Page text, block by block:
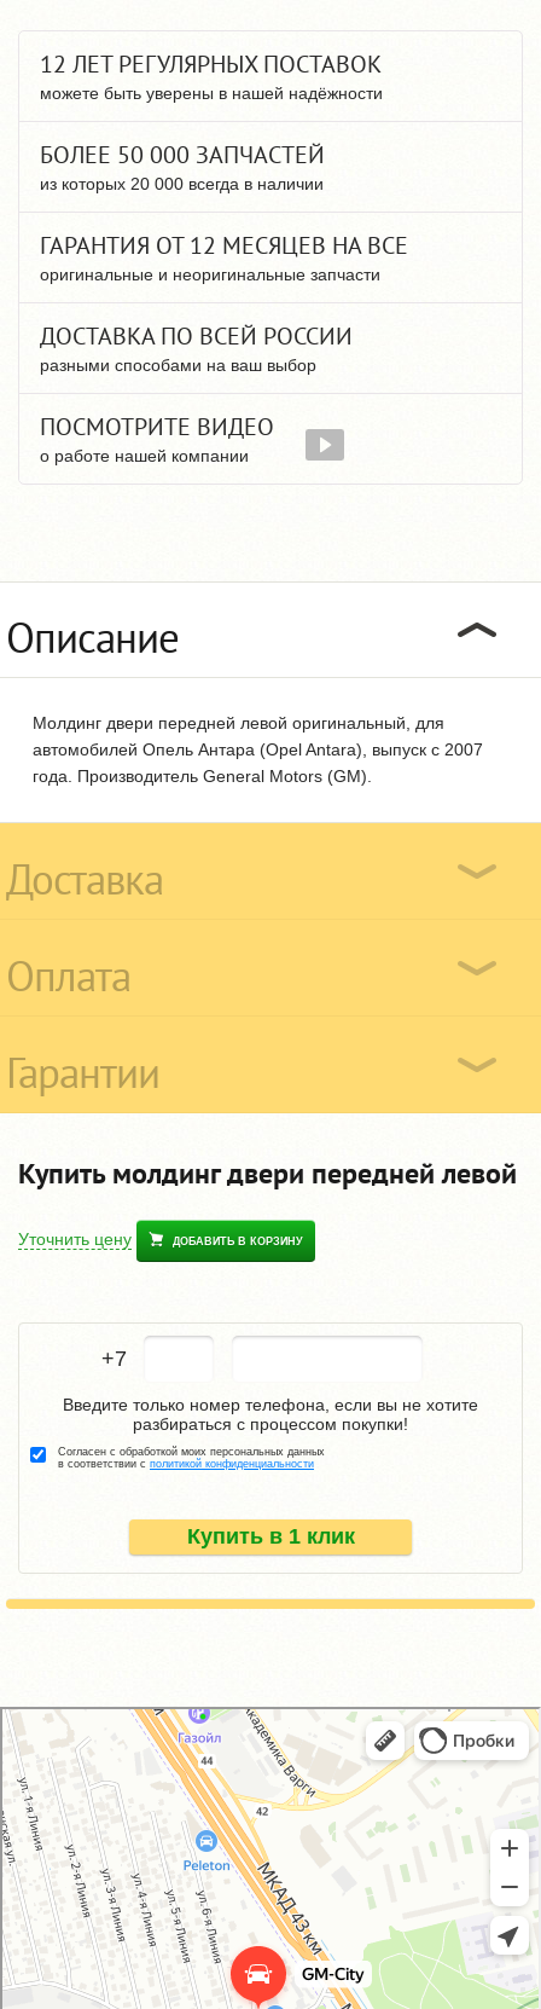
12 ЛЕТ РЕГУЛЯРНЫХ ПОСТАВОК
можете быть уверены в нашей надёжности
БОЛЕЕ 50 000 ЗАПЧАСТЕЙ
из которых 20 000 всегда в наличии
ГАРАНТИЯ ОТ 12 МЕСЯЦЕВ НА ВСЕ
оригинальные и неоригинальные запчасти
ДОСТАВКА ПО ВСЕЙ РОССИИ
разными способами на ваш выбор
ПОСМОТРИТЕ ВИДЕО
о работе нашей компании
Описание
Молдинг двери передней левой оригинальный, для
автомобилей Опель Антара (Opel Antara), выпуск с 2007
года. Производитель General Motors (GM).
Доставка
Оплата
Гарантии
Купить молдинг двери передней левой
Уточнить цену ДОБАВИТЬ В КОРЗИНУ
+7
Купить в 1 клик
Введите только номер телефона, если вы не хотите
разбираться с процессом покупки!
Согласен с обработкой моих персональных данных
в соответствии с политикой конфиденциальности
GM-City&VAG-Repair
Автосервис, автотехцентр в Москве
Магазин автозапчастей и автотоваров в Москве